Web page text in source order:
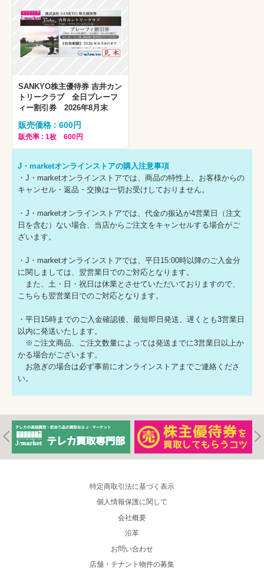
SANKYO株主優待券 吉井カン
トリークラブ 全日プレーフ
ィー割引券 2026年8月末
販売価格 : 600円
販売率 : 1枚 600円
J・marketオンラインストアの購入注意事項
・J・marketオンラインストアでは、商品の特性上、お客様からの
キャンセル・返品・交換は一切お受けしておりません。
・J・marketオンラインストアでは、代金の振込が4営業日（注文
日を含む）ない場合、当店からご注文をキャンセルする場合がご
ざいます。
・J・marketオンラインストアでは、平日15:00時以降のご入金分
に関しましては、翌営業日でのご対応となります。
また、土・日・祝日は休業とさせていただいておりますので、
こちらも翌営業日でのご対応となります。
・平日15時までのご入金確認後、最短即日発送、遅くとも3営業日
以内に発送いたします。
※ご注文商品、ご注文数量によっては発送までに3営業日以上か
かる場合がございます。
お急ぎの場合は必ず事前にオンラインストアまでご連絡くださ
い。
特定商取引法に基づく表示
個人情報保護に関して
会社概要
沿革
お問い合わせ
店舗・テナント物件の募集